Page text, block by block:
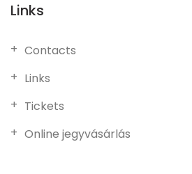
Links
Contacts
Links
Tickets
Online jegyvásárlás